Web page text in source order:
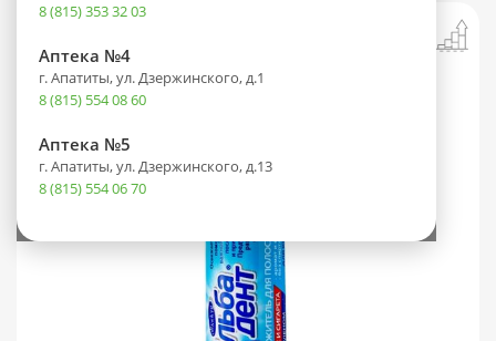
8 (815) 353 32 03
Аптека №4
г. Апатиты, ул. Дзержинского, д.1
8 (815) 554 08 60
Аптека №5
г. Апатиты, ул. Дзержинского, д.13
8 (815) 554 06 70